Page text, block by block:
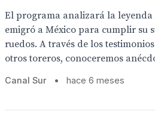
El programa analizará la
emigró a México para cumplir su
ruedos. A través de los
otros toreros, conoceremos
Canal Sur • hace 6 meses